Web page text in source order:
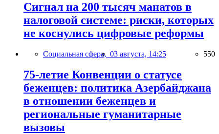
Сигнал на 200 тысяч манатов в
налоговой системе: риски, которых
не коснулись цифровые реформы
Социальная сфера, 03 августа, 14:25 550
75-летие Конвенции о статусе
беженцев: политика Азербайджана
в отношении беженцев и
региональные гуманитарные
вызовы